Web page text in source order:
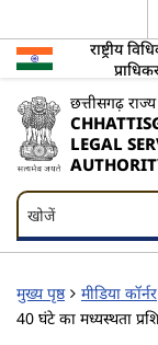
राष्ट्रीय
छत्तीसगढ़
LEGAL
खोजें
खोजें
मुख्य पृष्ठ मीडिया कॉर्नर
40 घंटे का मध्यस्थता